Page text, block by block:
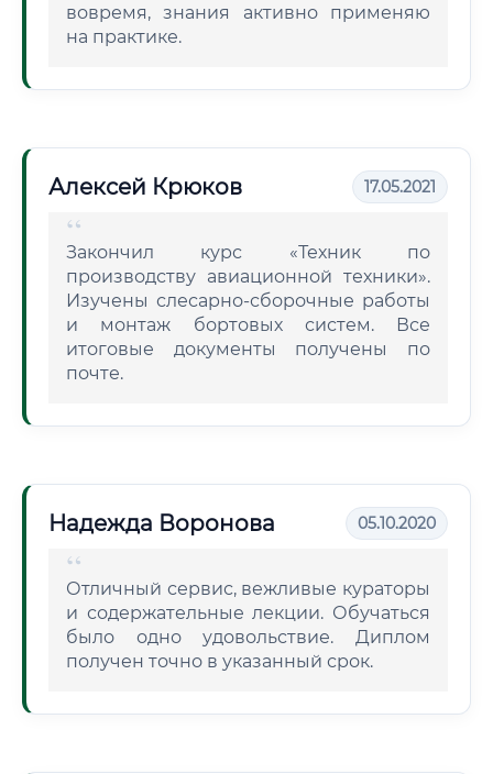
вовремя, знания активно применяю
на практике.
Алексей Крюков 17.05.2021
Закончил курс «Техник по
производству авиационной техники».
Изучены слесарно-сборочные работы
и монтаж бортовых систем. Все
итоговые документы получены по
почте.
Надежда Воронова 05.10.2020
Отличный сервис, вежливые кураторы
и содержательные лекции. Обучаться
было одно удовольствие. Диплом
получен точно в указанный срок.